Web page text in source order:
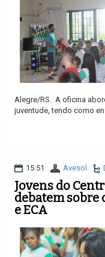
Alegre/RS. A oficina
juventude, tendo como
15:51 Avesol
Jovens do
debatem sobre
e ECA